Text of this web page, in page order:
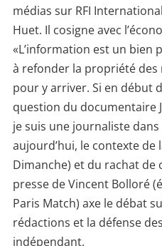
médias sur RFI
Huet. Il cosigne avec
«L’information est un bien
à refonder la propriété des
pour y arriver. Si en début
question du documentaire
je suis une journaliste
aujourd’hui, le contexte de
Dimanche) et du rachat de
presse de Vincent Bolloré
Paris Match) axe le débat
rédactions et la défense
indépendant.